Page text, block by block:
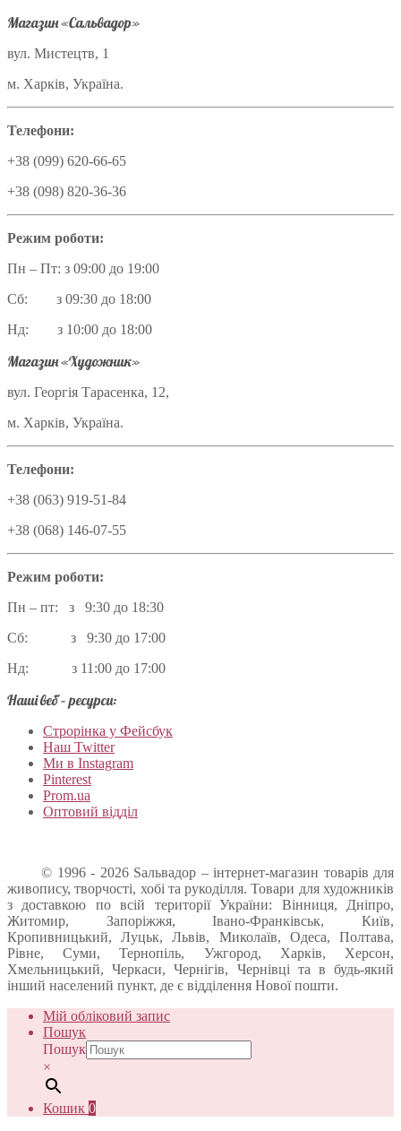
Магазин «Сальвадор»
вул. Мистецтв, 1
м. Харків, Україна.
Телефони:
+38 (099) 620-66-65
+38 (098) 820-36-36
Режим роботи:
Пн – Пт: з 09:00 до 19:00
Сб: з 09:30 до 18:00
Нд: з 10:00 до 18:00
Магазин «Художник»
вул. Георгія Тарасенка, 12,
м. Харків, Україна.
Телефони:
+38 (063) 919-51-84
+38 (068) 146-07-55
Режим роботи:
Пн – пт: з 9:30 до 18:30
Сб: з 9:30 до 17:00
Нд: з 11:00 до 17:00
Наші веб – ресурси:
Строрінка у Фейсбук
Наш Twitter
Ми в Instagram
Pinterest
Prom.ua
Оптовий відділ
© 1996 - 2026 Sальвадор – інтернет-магазин товарів для
живопису, творчості, хобі та рукоділля. Товари для художників
з доставкою по всій території України: Вінниця, Дніпро,
Житомир, Запоріжжя, Івано-Франківськ, Київ,
Кропивницький, Луцьк, Львів, Миколаїв, Одеса, Полтава,
Рівне, Суми, Тернопіль, Ужгород, Харків, Херсон,
Хмельницький, Черкаси, Чернігів, Чернівці та в будь-який
інший населений пункт, де є відділення Нової пошти.
Мій обліковий запис
Пошук
Пошук
×
Кошик 0